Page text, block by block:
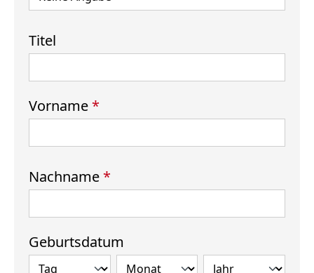
Titel
Vorname *
Nachname *
Geburtsdatum